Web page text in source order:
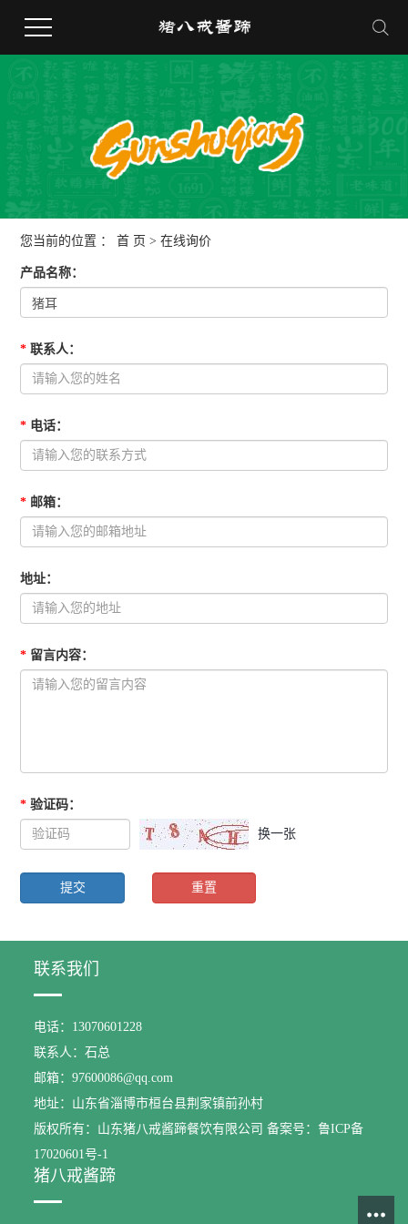
您当前的位置 ：首 页 > 在线询价
产品名称：
* 联系人：
* 电话：
* 邮箱：
地址：
* 留言内容：
* 验证码：
换一张
联系我们
电话：13070601228
联系人：石总
邮箱：97600086@qq.com
地址：山东省淄博市桓台县荆家镇前孙村
版权所有：山东猪八戒酱蹄餐饮有限公司 备案号：鲁ICP备
17020601号-1
猪八戒酱蹄